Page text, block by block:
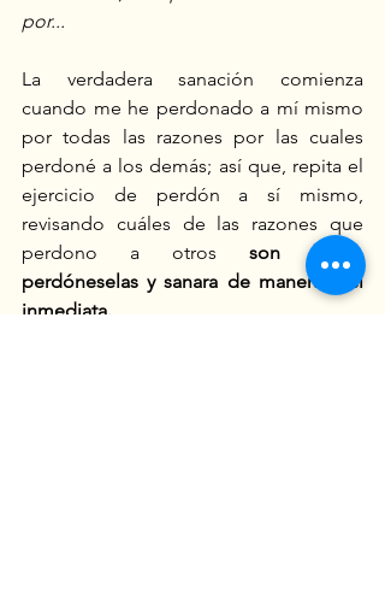
por...
La verdadera sanación comienza
cuando me he perdonado a mí mismo
por todas las razones por las cuales
perdoné a los demás; así que, repita el
ejercicio de perdón a sí mismo,
revisando cuáles de las razones que
perdono a otros son suyas,
perdóneselas y sanara de manera casi
inmediata.